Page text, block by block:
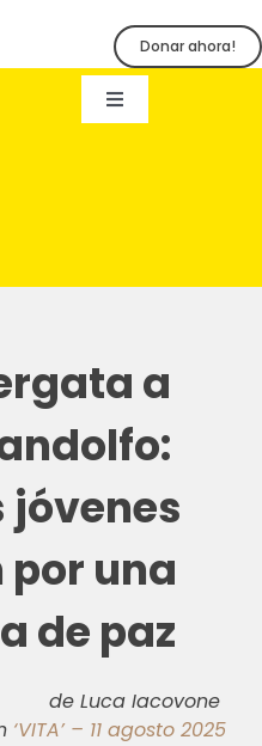
Donar ahora!
Toggle
a
jóvenes
una
de paz
de Luca Iacovone
‘VITA’ – 11 agosto 2025